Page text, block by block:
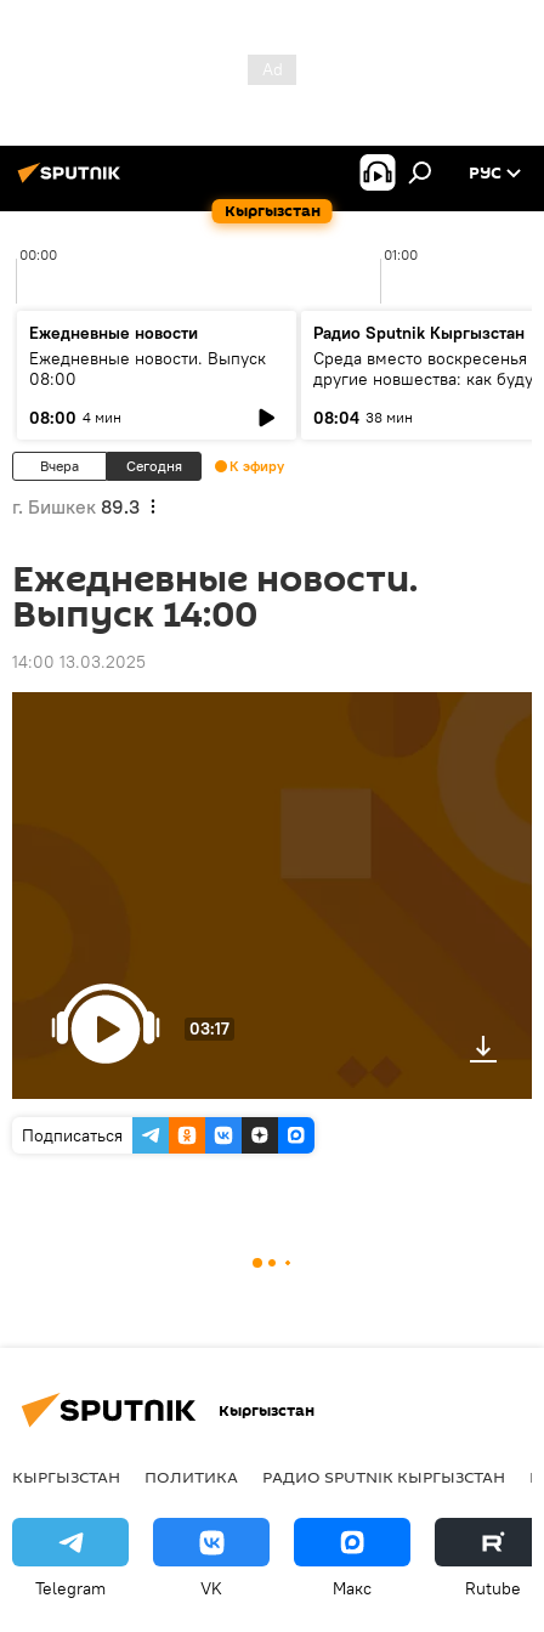
Кыргызстан
РУС
00:00 01:00
Ежедневные новости
Ежедневные новости. Выпуск
08:00
08:00 4 мин
Радио Sputnik Кыргызстан
Среда вместо воскресенья и
другие новшества: как будут
08:04 38 мин
Вчера Сегодня К эфиру
г. Бишкек 89.3
Ежедневные новости.
Выпуск 14:00
14:00 13.03.2025
03:17
Подписаться
Кыргызстан
КЫРГЫЗСТАН ПОЛИТИКА РАДИО SPUTNIK КЫРГЫЗСТАН
Telegram VK Макс Rutube